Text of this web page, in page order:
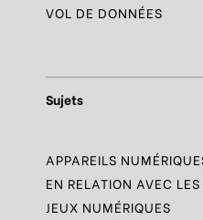
VOL DE DONNÉES
Sujets
APPAREILS
EN RELATION AVEC
JEUX NUMÉRIQUES